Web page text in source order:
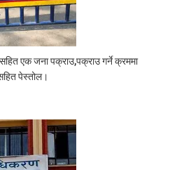
एक जना पक्राउ,पक्राउ गर्ने क्रममा
पेस्तोल।